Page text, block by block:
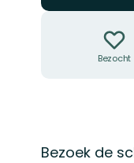
Bezocht
Omschrijving
Bezoek de